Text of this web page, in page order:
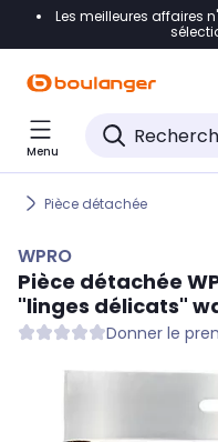
Accéder directement
Accéder directement
Accéder directement
Les meilleures affaires
Menu
Pièce détachée
WPRO
Pièce détachée
"linges délicats"
Donner le